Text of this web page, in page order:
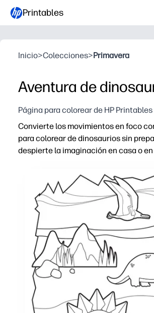
Printables
Inicio>Colecciones>Primavera
Aventura de
Página para colorear de HP Printables
Convierte los movimientos en foco
para colorear de dinosaurios sin
despierte la imaginación en casa o
Simplemente imprima y listo:
Desarrolla la fuerza motora fina y
Aumenta la creatividad y la
Tiempo de silencio sin